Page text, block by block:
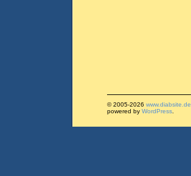
© 2005-2026 www.diabsite.de
powered by WordPress.